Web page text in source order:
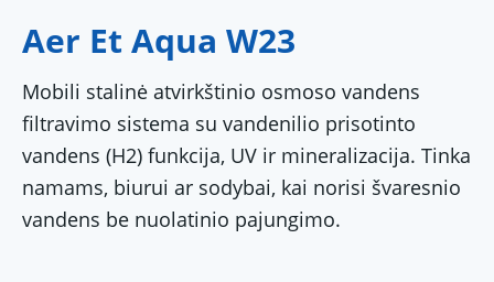
Aer Et Aqua W23
Mobili stalinė atvirkštinio osmoso vandens
filtravimo sistema su vandenilio prisotinto
vandens (H2) funkcija, UV ir mineralizacija. Tinka
namams, biurui ar sodybai, kai norisi švaresnio
vandens be nuolatinio pajungimo.